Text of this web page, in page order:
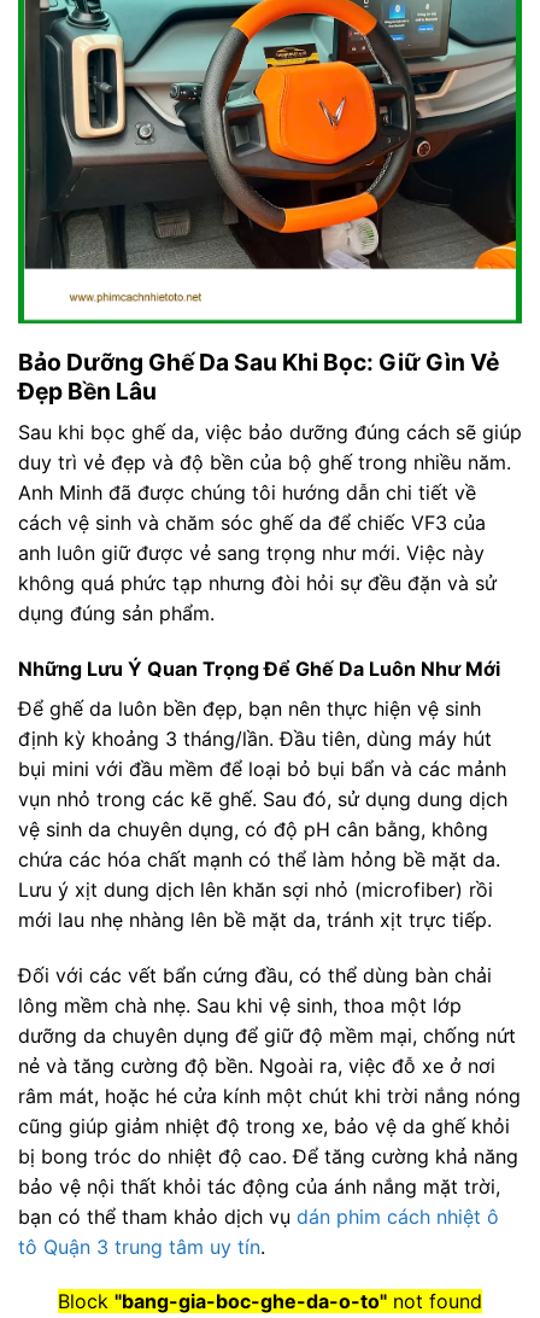
Bảo Dưỡng Ghế Da Sau Khi Bọc: Giữ Gìn Vẻ
Đẹp Bền Lâu
Sau khi bọc ghế da, việc bảo dưỡng đúng cách sẽ giúp
duy trì vẻ đẹp và độ bền của bộ ghế trong nhiều năm.
Anh Minh đã được chúng tôi hướng dẫn chi tiết về
cách vệ sinh và chăm sóc ghế da để chiếc VF3 của
anh luôn giữ được vẻ sang trọng như mới. Việc này
không quá phức tạp nhưng đòi hỏi sự đều đặn và sử
dụng đúng sản phẩm.
Những Lưu Ý Quan Trọng Để Ghế Da Luôn Như Mới
Để ghế da luôn bền đẹp, bạn nên thực hiện vệ sinh
định kỳ khoảng 3 tháng/lần. Đầu tiên, dùng máy hút
bụi mini với đầu mềm để loại bỏ bụi bẩn và các mảnh
vụn nhỏ trong các kẽ ghế. Sau đó, sử dụng dung dịch
vệ sinh da chuyên dụng, có độ pH cân bằng, không
chứa các hóa chất mạnh có thể làm hỏng bề mặt da.
Lưu ý xịt dung dịch lên khăn sợi nhỏ (microfiber) rồi
mới lau nhẹ nhàng lên bề mặt da, tránh xịt trực tiếp.
Đối với các vết bẩn cứng đầu, có thể dùng bàn chải
lông mềm chà nhẹ. Sau khi vệ sinh, thoa một lớp
dưỡng da chuyên dụng để giữ độ mềm mại, chống nứt
nẻ và tăng cường độ bền. Ngoài ra, việc đỗ xe ở nơi
râm mát, hoặc hé cửa kính một chút khi trời nắng nóng
cũng giúp giảm nhiệt độ trong xe, bảo vệ da ghế khỏi
bị bong tróc do nhiệt độ cao. Để tăng cường khả năng
bảo vệ nội thất khỏi tác động của ánh nắng mặt trời,
bạn có thể tham khảo dịch vụ dán phim cách nhiệt ô
tô Quận 3 trung tâm uy tín.
Block "bang-gia-boc-ghe-da-o-to" not found